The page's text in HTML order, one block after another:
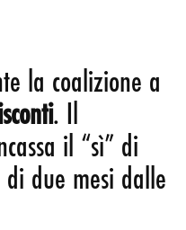
la coalizione a
. Il
il “sì” di
di due mesi dalle